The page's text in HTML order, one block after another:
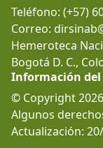
Teléfono: (+57)
Correo:
Hemeroteca
Bogotá D. C.,
Información
© Copyright 2026
Algunos
Actualización: